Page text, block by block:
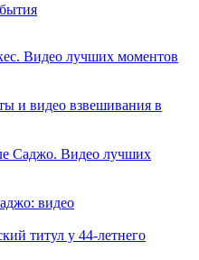
Видео лучших моментов
и видео взвешивания в
Саджо. Видео лучших
видео
титул у 44-летнего